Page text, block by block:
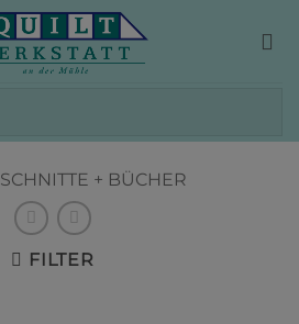
SCHNITTE + BÜCHER
FILTER